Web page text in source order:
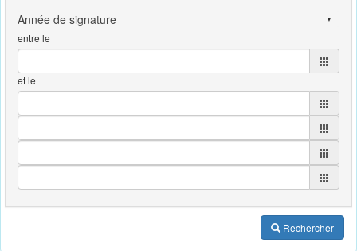
entre le
et le
Rechercher